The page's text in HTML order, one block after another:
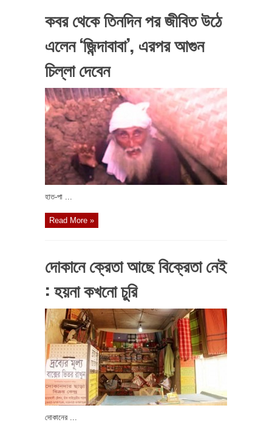
কবর থেকে তিনদিন পর জীবিত উঠে
এলেন ‘জিন্দাবাবা’, এরপর আগুন
চিল্লা দেবেন
হাত-পা ...
Read More »
দোকানে ক্রেতা আছে বিক্রেতা নেই
: হয়না কখনো চুরি
দোকানের ...